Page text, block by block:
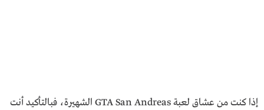
إذا كنت من عشاق لعبة GTA San Andreas الشهيرة، فبالتأكيد أنت